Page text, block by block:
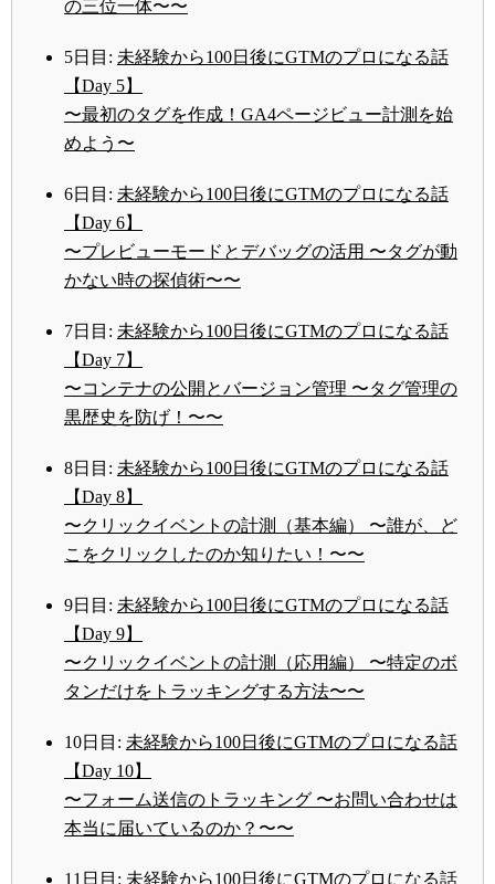
の三位一体〜〜
5日目: 未経験から100日後にGTMのプロになる話
【Day 5】
〜最初のタグを作成！GA4ページビュー計測を始
めよう〜
6日目: 未経験から100日後にGTMのプロになる話
【Day 6】
〜プレビューモードとデバッグの活用 〜タグが動
かない時の探偵術〜〜
7日目: 未経験から100日後にGTMのプロになる話
【Day 7】
〜コンテナの公開とバージョン管理 〜タグ管理の
黒歴史を防げ！〜〜
8日目: 未経験から100日後にGTMのプロになる話
【Day 8】
〜クリックイベントの計測（基本編） 〜誰が、ど
こをクリックしたのか知りたい！〜〜
9日目: 未経験から100日後にGTMのプロになる話
【Day 9】
〜クリックイベントの計測（応用編） 〜特定のボ
タンだけをトラッキングする方法〜〜
10日目: 未経験から100日後にGTMのプロになる話
【Day 10】
〜フォーム送信のトラッキング 〜お問い合わせは
本当に届いているのか？〜〜
11日目: 未経験から100日後にGTMのプロになる話